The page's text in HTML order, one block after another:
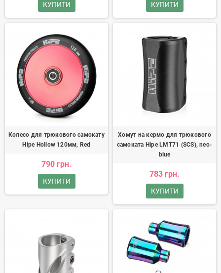
КУПИТИ КУПИТИ
Колесо для трюкового самокату
Hipe Hollow 120мм, Red
790 грн.
КУПИТИ
Хомут на кермо для трюкового
самоката Hipe LMT71 (SCS), neo-
blue
783 грн.
КУПИТИ